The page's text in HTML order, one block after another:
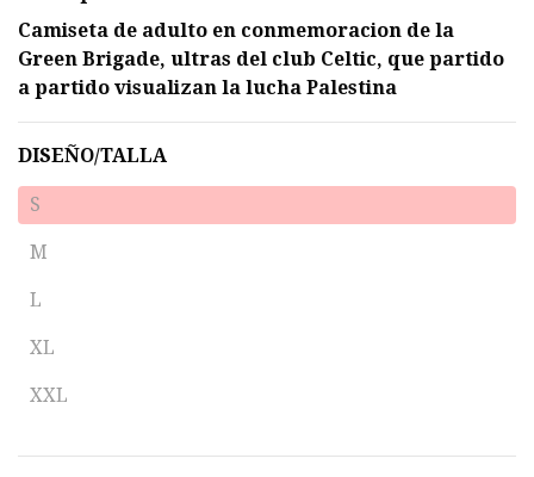
Camiseta de adulto en conmemoracion de la
Green Brigade, ultras del club Celtic, que partido
a partido visualizan la lucha Palestina
DISEÑO/TALLA
S
M
L
XL
XXL